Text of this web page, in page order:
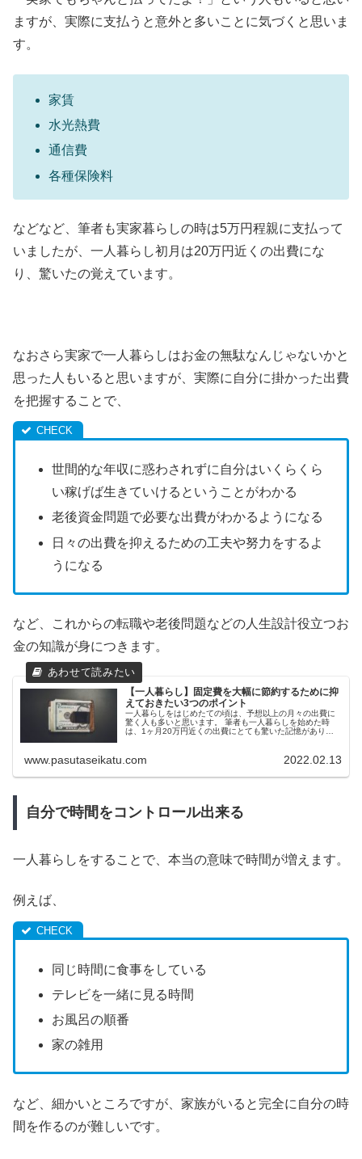
ますが、実際に支払うと意外と多いことに気づくと思いま
す。
家賃
水光熱費
通信費
各種保険料
などなど、筆者も実家暮らしの時は5万円程親に支払って
いましたが、一人暮らし初月は20万円近くの出費にな
り、驚いたの覚えています。
なおさら実家で一人暮らしはお金の無駄なんじゃないかと
思った人もいると思いますが、実際に自分に掛かった出費
を把握することで、
世間的な年収に惑わされずに自分はいくらくら
い稼げば生きていけるということがわかる
老後資金問題で必要な出費がわかるようになる
日々の出費を抑えるための工夫や努力をするよ
うになる
など、これからの転職や老後問題などの人生設計役立つお
金の知識が身につきます。
【一人暮らし】固定費を大幅に節約するために抑
えておきたい3つのポイント
一人暮らしをはじめたての頃は、予想以上の月々の出費に
驚く人も多いと思います。 筆者も一人暮らしを始めた時
は、1ヶ月20万円近くの出費にとても驚いた記憶がありま
www.pasutaseikatu.com 2022.02.13
自分で時間をコントロール出来る
一人暮らしをすることで、本当の意味で時間が増えます。
例えば、
同じ時間に食事をしている
テレビを一緒に見る時間
お風呂の順番
家の雑用
など、細かいところですが、家族がいると完全に自分の時
間を作るのが難しいです。